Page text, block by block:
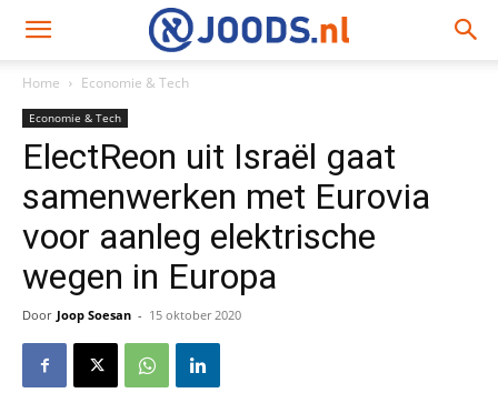
Home Economie & Tech
Economie & Tech
ElectReon uit Israël gaat
samenwerken met Eurovia
voor aanleg elektrische
wegen in Europa
Door Joop Soesan - 15 oktober 2020